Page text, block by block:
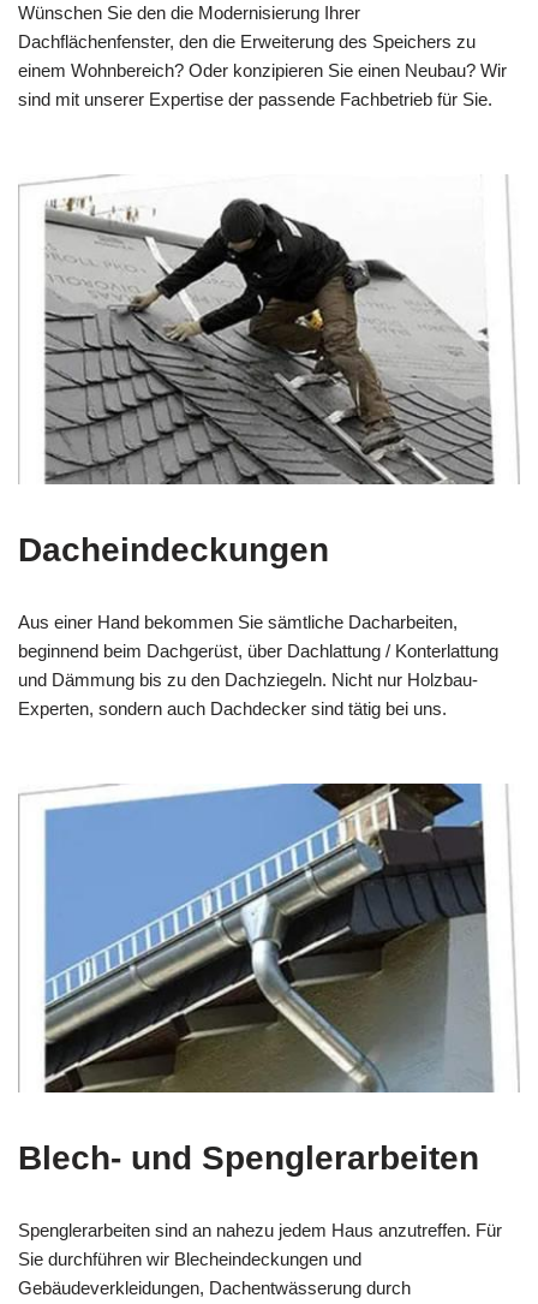
Wünschen Sie den die Modernisierung Ihrer
Dachflächenfenster, den die Erweiterung des Speichers zu
einem Wohnbereich? Oder konzipieren Sie einen Neubau? Wir
sind mit unserer Expertise der passende Fachbetrieb für Sie.
Dacheindeckungen
Aus einer Hand bekommen Sie sämtliche Dacharbeiten,
beginnend beim Dachgerüst, über Dachlattung / Konterlattung
und Dämmung bis zu den Dachziegeln. Nicht nur Holzbau-
Experten, sondern auch Dachdecker sind tätig bei uns.
Blech- und Spenglerarbeiten
Spenglerarbeiten sind an nahezu jedem Haus anzutreffen. Für
Sie durchführen wir Blecheindeckungen und
Gebäudeverkleidungen, Dachentwässerung durch